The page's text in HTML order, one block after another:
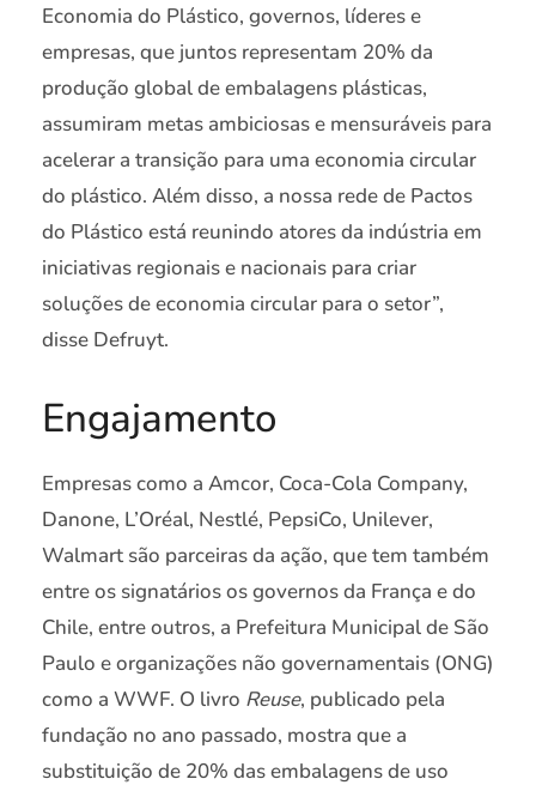
Economia do Plástico, governos, líderes e
empresas, que juntos representam 20% da
produção global de embalagens plásticas,
assumiram metas ambiciosas e mensuráveis para
acelerar a transição para uma economia circular
do plástico. Além disso, a nossa rede de Pactos
do Plástico está reunindo atores da indústria em
iniciativas regionais e nacionais para criar
soluções de economia circular para o setor”,
disse Defruyt.
Engajamento
Empresas como a Amcor, Coca-Cola Company,
Danone, L’Oréal, Nestlé, PepsiCo, Unilever,
Walmart são parceiras da ação, que tem também
entre os signatários os governos da França e do
Chile, entre outros, a Prefeitura Municipal de São
Paulo e organizações não governamentais (ONG)
como a WWF. O livro Reuse, publicado pela
fundação no ano passado, mostra que a
substituição de 20% das embalagens de uso